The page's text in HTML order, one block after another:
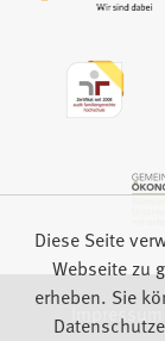
Impressum
Diese Seite
Webseite zu
erheben. Sie